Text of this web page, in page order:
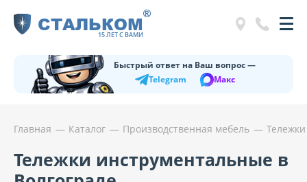
СТАЛЬКОМ
15 ЛЕТ С ВАМИ
®
Быстрый ответ на Ваш вопрос —
Telegram
Макс
Главная Каталог Производственная мебель
Тележки инструментальные в